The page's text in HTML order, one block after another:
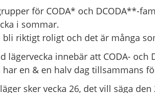
för CODA* och DCODA**-
i sommar.
bli riktigt roligt och det är många
lägervecka innebär att CODA- och
har en & en halv dag tillsammans
sker vecka 26, det vill säga